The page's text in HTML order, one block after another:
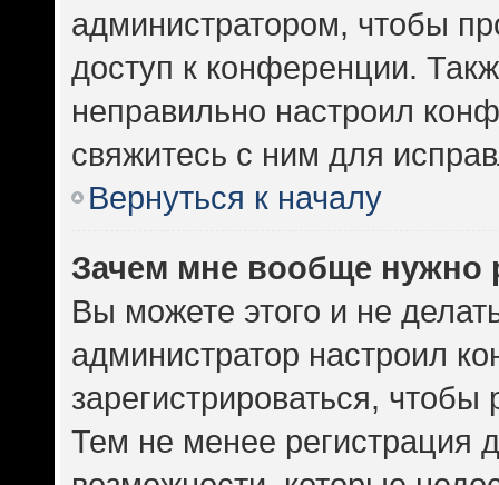
администратором, чтобы
доступ к конференции.
неправильно настроил
свяжитесь с ним для
Вернуться к началу
Зачем мне вообще нужно
Вы можете этого и не
администратор настроил
зарегистрироваться,
Тем не менее регистрация